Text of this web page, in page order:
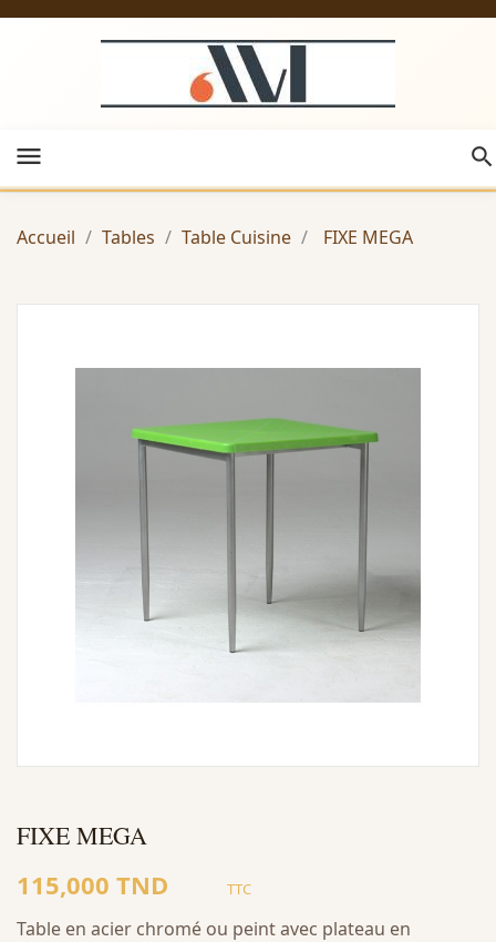
menu
Accueil Tables Table Cuisine FIXE MEGA
FIXE MEGA
115,000 TND TTC
Table en acier chromé ou peint avec plateau en